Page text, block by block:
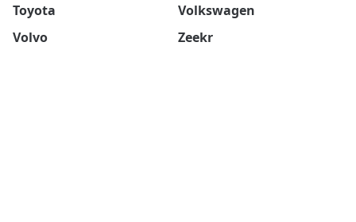
Toyota
Volkswagen
Volvo
Zeekr